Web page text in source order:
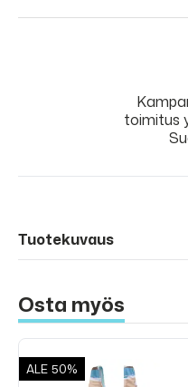
toimitus
Tuotekuvaus
Osta myös
ALE 50%